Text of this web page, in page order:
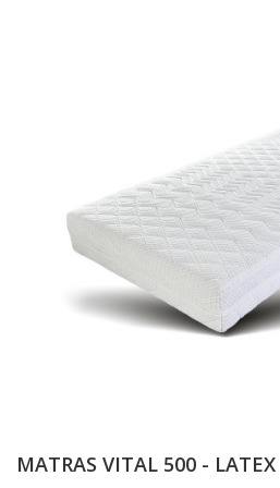
MATRAS VITAL 500 - LATEX